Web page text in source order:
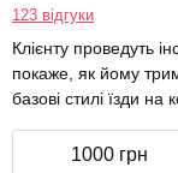
123 відгуки
Клієнту проведуть
покаже, як йому
базові стилі їзди на
1000 грн